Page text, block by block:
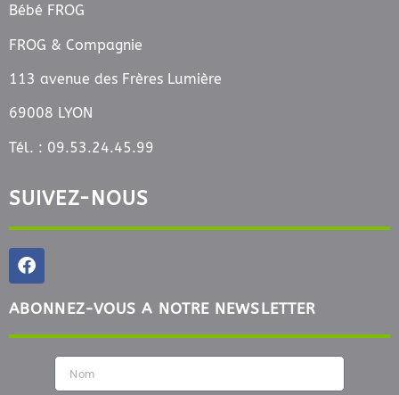
Bébé FROG
FROG & Compagnie
113 avenue des Frères Lumière
69008 LYON
Tél. : 09.53.24.45.99
SUIVEZ-NOUS
ABONNEZ-VOUS A NOTRE NEWSLETTER